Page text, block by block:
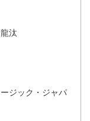
汰
ジック・ジャパ